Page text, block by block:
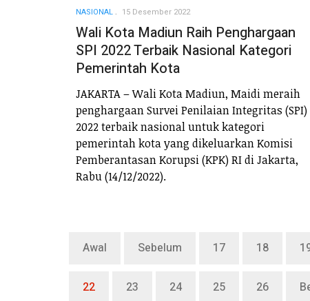
NASIONAL 15 Desember 2022
Wali Kota Madiun Raih Penghargaan
SPI 2022 Terbaik Nasional Kategori
Pemerintah Kota
JAKARTA – Wali Kota Madiun, Maidi meraih
penghargaan Survei Penilaian Integritas (SPI)
2022 terbaik nasional untuk kategori
pemerintah kota yang dikeluarkan Komisi
Pemberantasan Korupsi (KPK) RI di Jakarta,
Rabu (14/12/2022).
Awal Sebelum 17 18
22 23 24 25 26